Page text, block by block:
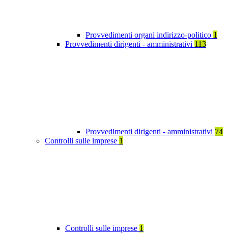
Provvedimenti organi indirizzo-politico 1
Provvedimenti dirigenti - amministrativi 113
Provvedimenti dirigenti - amministrativi 74
Controlli sulle imprese 1
Controlli sulle imprese 1